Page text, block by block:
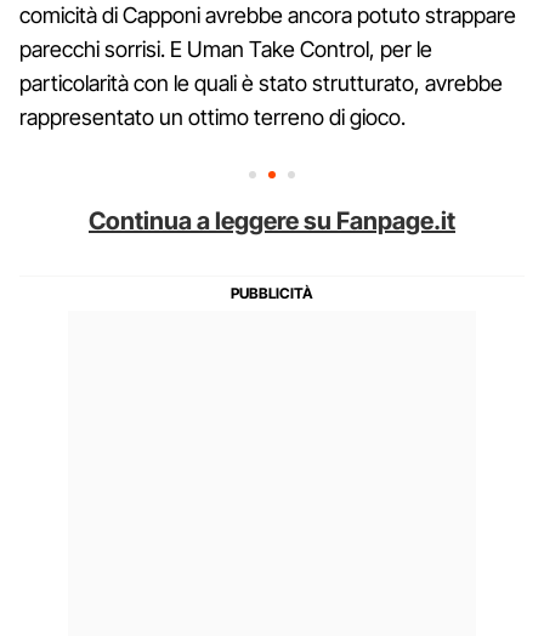
comicità di Capponi avrebbe ancora potuto strappare
parecchi sorrisi. E Uman Take Control, per le
particolarità con le quali è stato strutturato, avrebbe
rappresentato un ottimo terreno di gioco.
Continua a leggere su Fanpage.it